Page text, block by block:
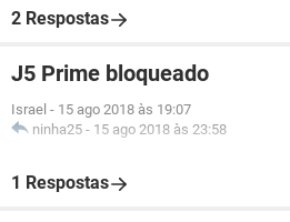
2 Respostas
J5 Prime bloqueado
Israel - 15 ago 2018 às 19:07
ninha25 - 15 ago 2018 às 23:58
1 Respostas